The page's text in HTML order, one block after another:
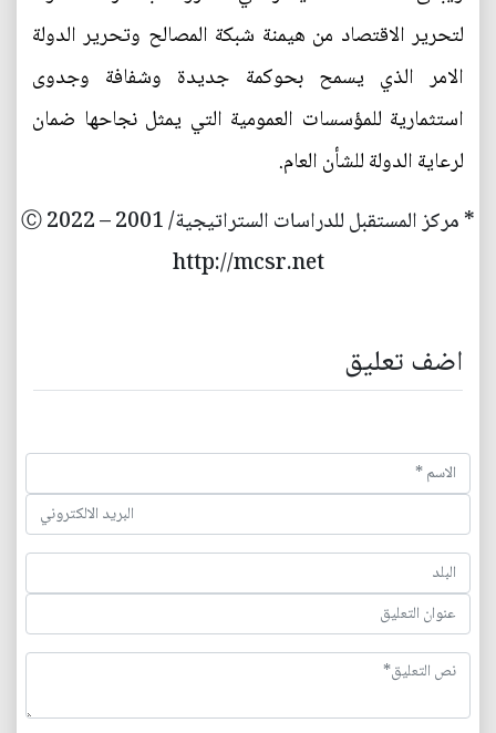
لتحرير الاقتصاد من هيمنة شبكة المصالح وتحرير الدولة
الامر الذي يسمح بحوكمة جديدة وشفافة وجدوى
استثمارية للمؤسسات العمومية التي يمثل نجاحها ضمان
لرعاية الدولة للشأن العام.
* مركز المستقبل للدراسات الستراتيجية/ 2001 – 2022 Ⓒ
http://mcsr.net
اضف تعليق